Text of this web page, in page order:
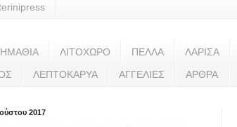
ΗΜΑΘΙΑ ΛΙΤΟΧΩΡΟ ΠΕΛΛΑ ΛΑΡΙΣΑ
ΛΕΠΤΟΚΑΡΥΑ ΑΓΓΕΛΙΕΣ ΑΡΘΡΑ
2017